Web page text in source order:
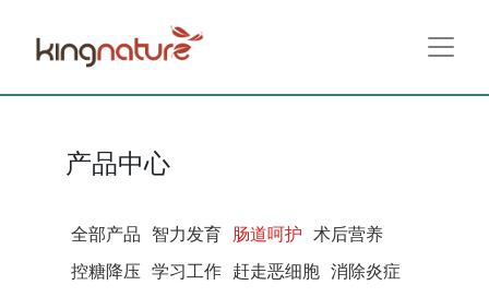
产品中心
全部产品 智力发育 肠道呵护 术后营养
控糖降压 学习工作 赶走恶细胞 消除炎症